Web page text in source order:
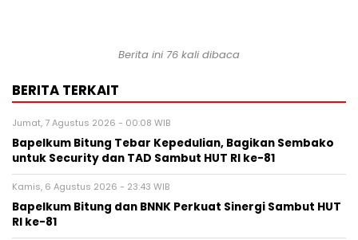
Berita ini 76 kali dibaca
BERITA TERKAIT
Jumat, 7 Agustus 2026 - 00:08 WIB
Bapelkum Bitung Tebar Kepedulian, Bagikan Sembako
untuk Security dan TAD Sambut HUT RI ke-81
Kamis, 6 Agustus 2026 - 23:43 WIB
Bapelkum Bitung dan BNNK Perkuat Sinergi Sambut HUT
RI ke-81